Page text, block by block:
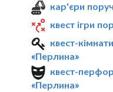
кар'єри
квест ігри
квест-
«Перлина»
квест-
«Перлина»